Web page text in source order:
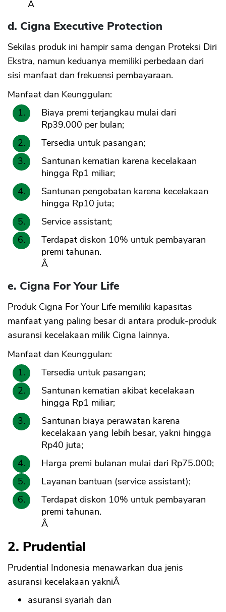
Â
d. Cigna Executive Protection
Sekilas produk ini hampir sama dengan Proteksi Diri
Ekstra, namun keduanya memiliki perbedaan dari
sisi manfaat dan frekuensi pembayaraan.
Manfaat dan Keunggulan:
Biaya premi terjangkau mulai dari
Rp39.000 per bulan;
Tersedia untuk pasangan;
Santunan kematian karena kecelakaan
hingga Rp1 miliar;
Santunan pengobatan karena kecelakaan
hingga Rp10 juta;
Service assistant;
Terdapat diskon 10% untuk pembayaran
premi tahunan.
Â
e. Cigna For Your Life
Produk Cigna For Your Life memiliki kapasitas
manfaat yang paling besar di antara produk-produk
asuransi kecelakaan milik Cigna lainnya.
Manfaat dan Keunggulan:
Tersedia untuk pasangan;
Santunan kematian akibat kecelakaan
hingga Rp1 miliar;
Santunan biaya perawatan karena
kecelakaan yang lebih besar, yakni hingga
Rp40 juta;
Harga premi bulanan mulai dari Rp75.000;
Layanan bantuan (service assistant);
Terdapat diskon 10% untuk pembayaran
premi tahunan.
Â
2. Prudential
Prudential Indonesia menawarkan dua jenis
asuransi kecelakaan yakniÂ
asuransi syariah dan